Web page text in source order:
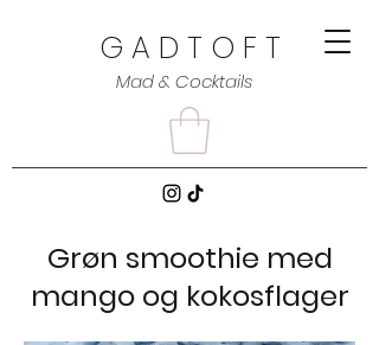
G A D T O F T
Mad & Cocktails
Grøn smoothie med
mango og kokosflager